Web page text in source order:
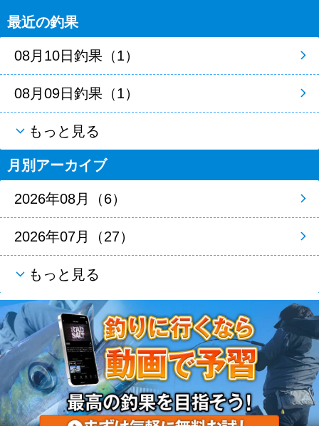
最近の釣果
08月10日釣果（1）
08月09日釣果（1）
もっと見る
月別アーカイブ
2026年08月（6）
2026年07月（27）
もっと見る